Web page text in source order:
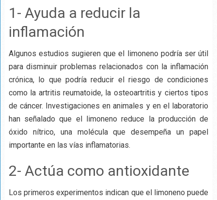
1- Ayuda a reducir la
inflamación
Algunos estudios sugieren que el limoneno podría ser útil
para disminuir problemas relacionados con la inflamación
crónica, lo que podría reducir el riesgo de condiciones
como la artritis reumatoide, la osteoartritis y ciertos tipos
de cáncer. Investigaciones en animales y en el laboratorio
han señalado que el limoneno reduce la producción de
óxido nítrico, una molécula que desempeña un papel
importante en las vías inflamatorias.
2- Actúa como antioxidante
Los primeros experimentos indican que el limoneno puede